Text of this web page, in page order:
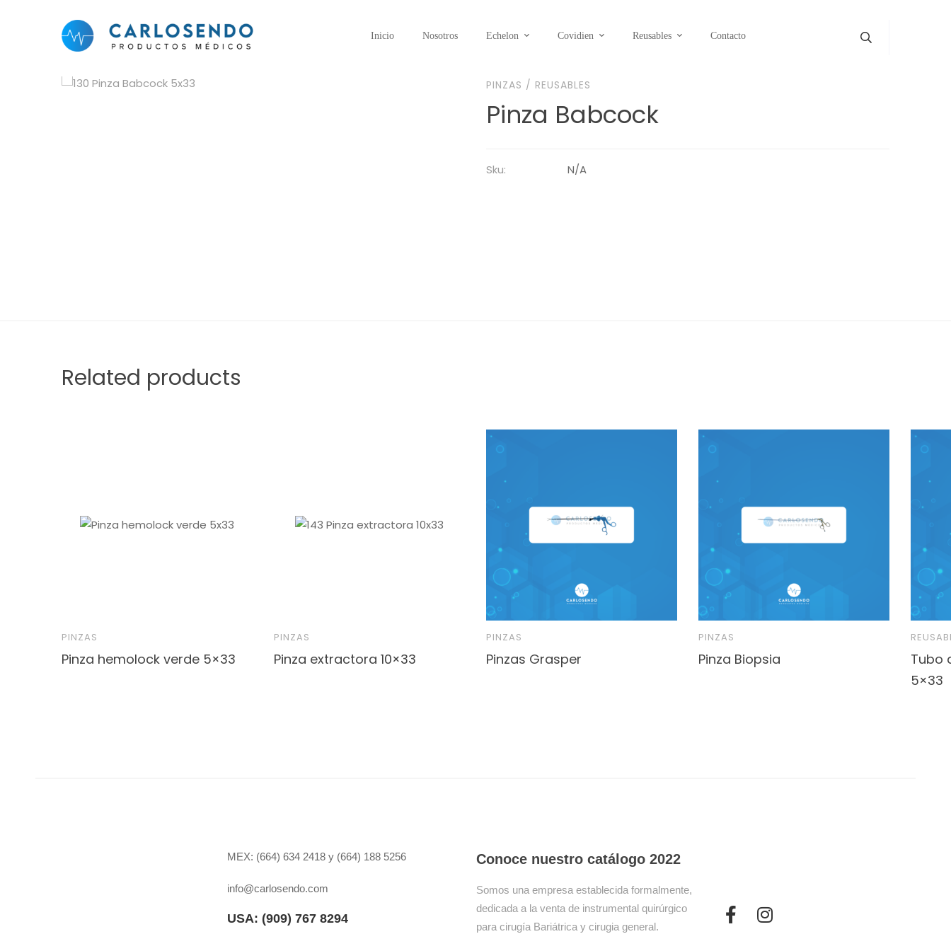
Inicio Nosotros Echelon Covidien Reusables Contacto
PINZAS / REUSABLES
Pinza Babcock
Sku: N/A
Related products
PINZAS
Pinza hemolock verde 5×33
PINZAS
Pinza extractora 10×33
PINZAS
Pinzas Grasper
PINZAS
Pinza Biopsia
Tubo
5×33
MEX: (664) 634 2418 y (664) 188 5256
info@carlosendo.com
USA: (909) 767 8294
Conoce nuestro catálogo 2022
Somos una empresa establecida formalmente,
dedicada a la venta de instrumental quirúrgico
para cirugía Bariátrica y cirugia general.